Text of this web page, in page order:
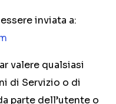
inviata a:
valere qualsiasi
di Servizio o di
parte dell’utente o